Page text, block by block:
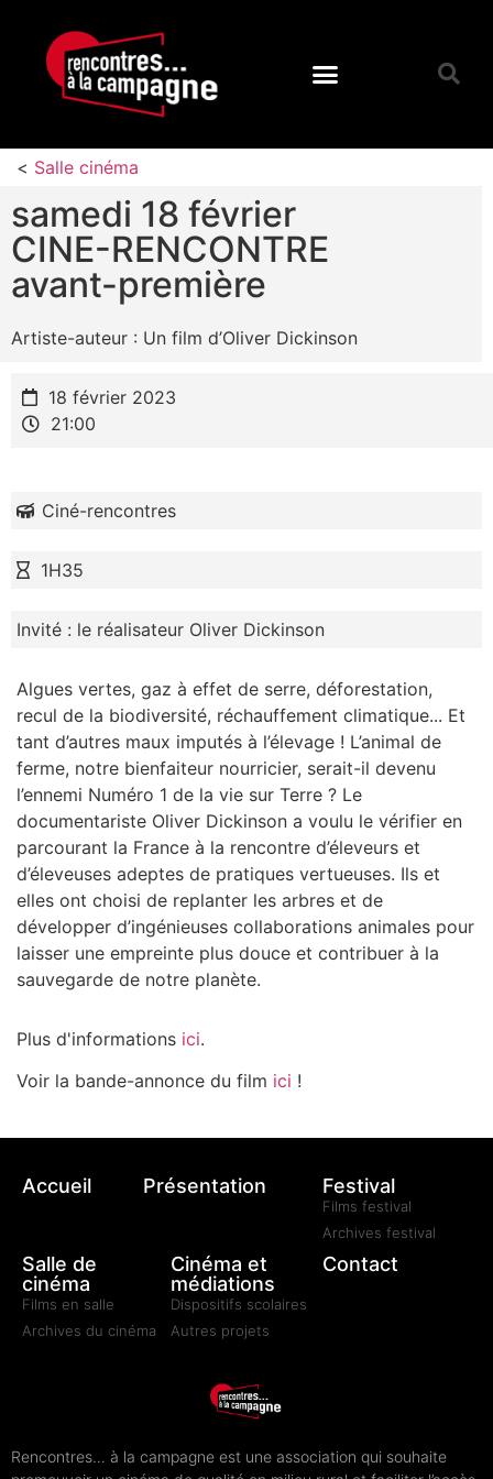
< Salle cinéma
samedi 18 février
CINE-RENCONTRE
avant-première
Artiste-auteur : Un film d’Oliver Dickinson
18 février 2023
21:00
Ciné-rencontres
1H35
Invité : le réalisateur Oliver Dickinson
Algues vertes, gaz à effet de serre, déforestation,
recul de la biodiversité, réchauffement climatique... Et
tant d’autres maux imputés à l’élevage ! L’animal de
ferme, notre bienfaiteur nourricier, serait-il devenu
l’ennemi Numéro 1 de la vie sur Terre ? Le
documentariste Oliver Dickinson a voulu le vérifier en
parcourant la France à la rencontre d’éleveurs et
d’éleveuses adeptes de pratiques vertueuses. Ils et
elles ont choisi de replanter les arbres et de
développer d’ingénieuses collaborations animales pour
laisser une empreinte plus douce et contribuer à la
sauvegarde de notre planète.
Plus d'informations ici.
Voir la bande-annonce du film ici !
Accueil Présentation Festival
Films festival
Archives festival
Salle de
cinéma
Films en salle
Archives du cinéma
Cinéma et
médiations
Dispositifs scolaires
Autres projets
Contact
Rencontres… à la campagne est une association qui souhaite